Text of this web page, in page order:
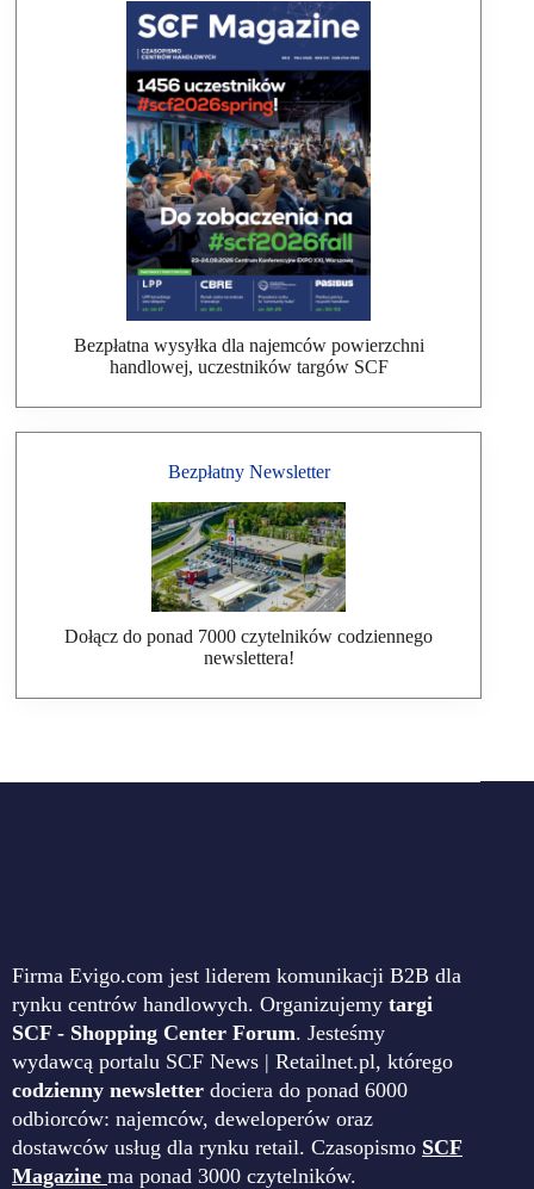
Bezpłatna wysyłka dla najemców powierzchni
handlowej, uczestników targów SCF
Bezpłatny Newsletter
Dołącz do ponad 7000 czytelników codziennego
newslettera!
Firma Evigo.com jest liderem komunikacji B2B dla
rynku centrów handlowych. Organizujemy targi
SCF - Shopping Center Forum. Jesteśmy
wydawcą portalu SCF News | Retailnet.pl, którego
codzienny newsletter dociera do ponad 6000
odbiorców: najemców, deweloperów oraz
dostawców usług dla rynku retail. Czasopismo SCF
Magazine ma ponad 3000 czytelników.